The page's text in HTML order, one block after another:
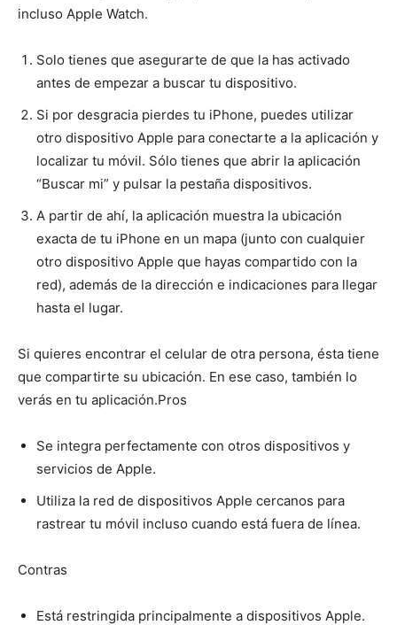
incluso Apple Watch.
Solo tienes que asegurarte de que la has activado
antes de empezar a buscar tu dispositivo.
Si por desgracia pierdes tu iPhone, puedes utilizar
otro dispositivo Apple para conectarte a la aplicación y
localizar tu móvil. Sólo tienes que abrir la aplicación
“Buscar mi” y pulsar la pestaña dispositivos.
A partir de ahí, la aplicación muestra la ubicación
exacta de tu iPhone en un mapa (junto con cualquier
otro dispositivo Apple que hayas compartido con la
red), además de la dirección e indicaciones para llegar
hasta el lugar.
Si quieres encontrar el celular de otra persona, ésta tiene
que compartirte su ubicación. En ese caso, también lo
verás en tu aplicación.Pros
Se integra perfectamente con otros dispositivos y
servicios de Apple.
Utiliza la red de dispositivos Apple cercanos para
rastrear tu móvil incluso cuando está fuera de línea.
Contras
Está restringida principalmente a dispositivos Apple.